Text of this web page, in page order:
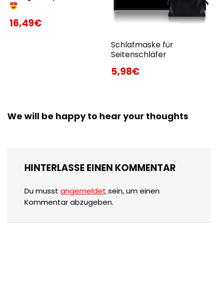
16,49€
Schlafmaske für
Seitenschläfer
5,98€
We will be happy to hear your thoughts
HINTERLASSE EINEN KOMMENTAR
Du musst angemeldet sein, um einen
Kommentar abzugeben.